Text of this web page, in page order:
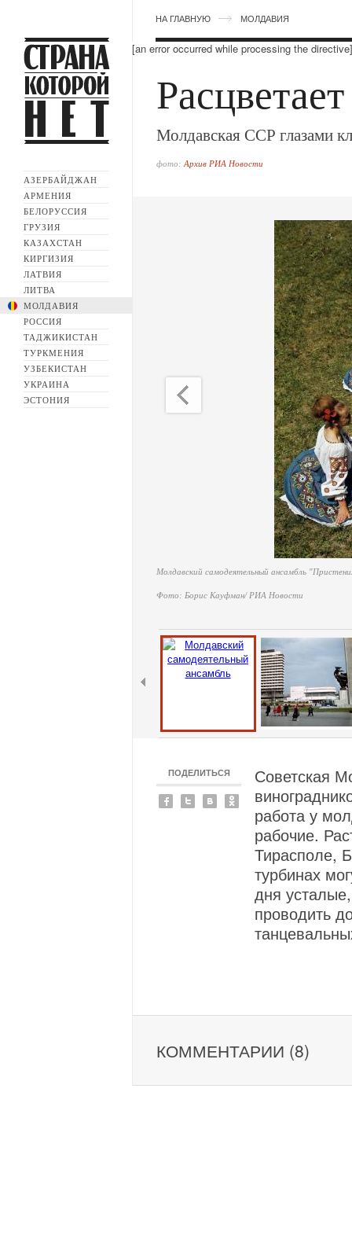
АЗЕРБАЙДЖАН
АРМЕНИЯ
БЕЛОРУССИЯ
ГРУЗИЯ
КАЗАХСТАН
КИРГИЗИЯ
ЛАТВИЯ
ЛИТВА
МОЛДАВИЯ
РОССИЯ
ТАДЖИКИСТАН
ТУРКМЕНИЯ
УЗБЕКИСТАН
УКРАИНА
ЭСТОНИЯ
НА ГЛАВНУЮ МОЛДАВИЯ
[an error occurred while processing the directive]
Молдавская ССР глазами
фото: Архив РИА Новости
Молдавский самодеятельный ансамбль
Фото: Борис Кауфман/ РИА Новости
ПОДЕЛИТЬСЯ
Советская
работа у
рабочие.
Тирасполе,
турбинах
дня
проводить
КОММЕНТАРИИ (8)